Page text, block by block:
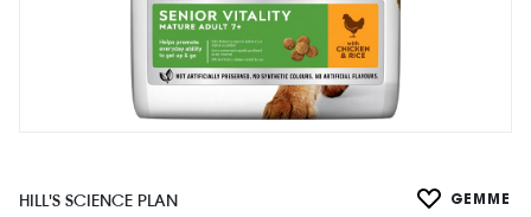
HILL'S SCIENCE PLAN GEMME